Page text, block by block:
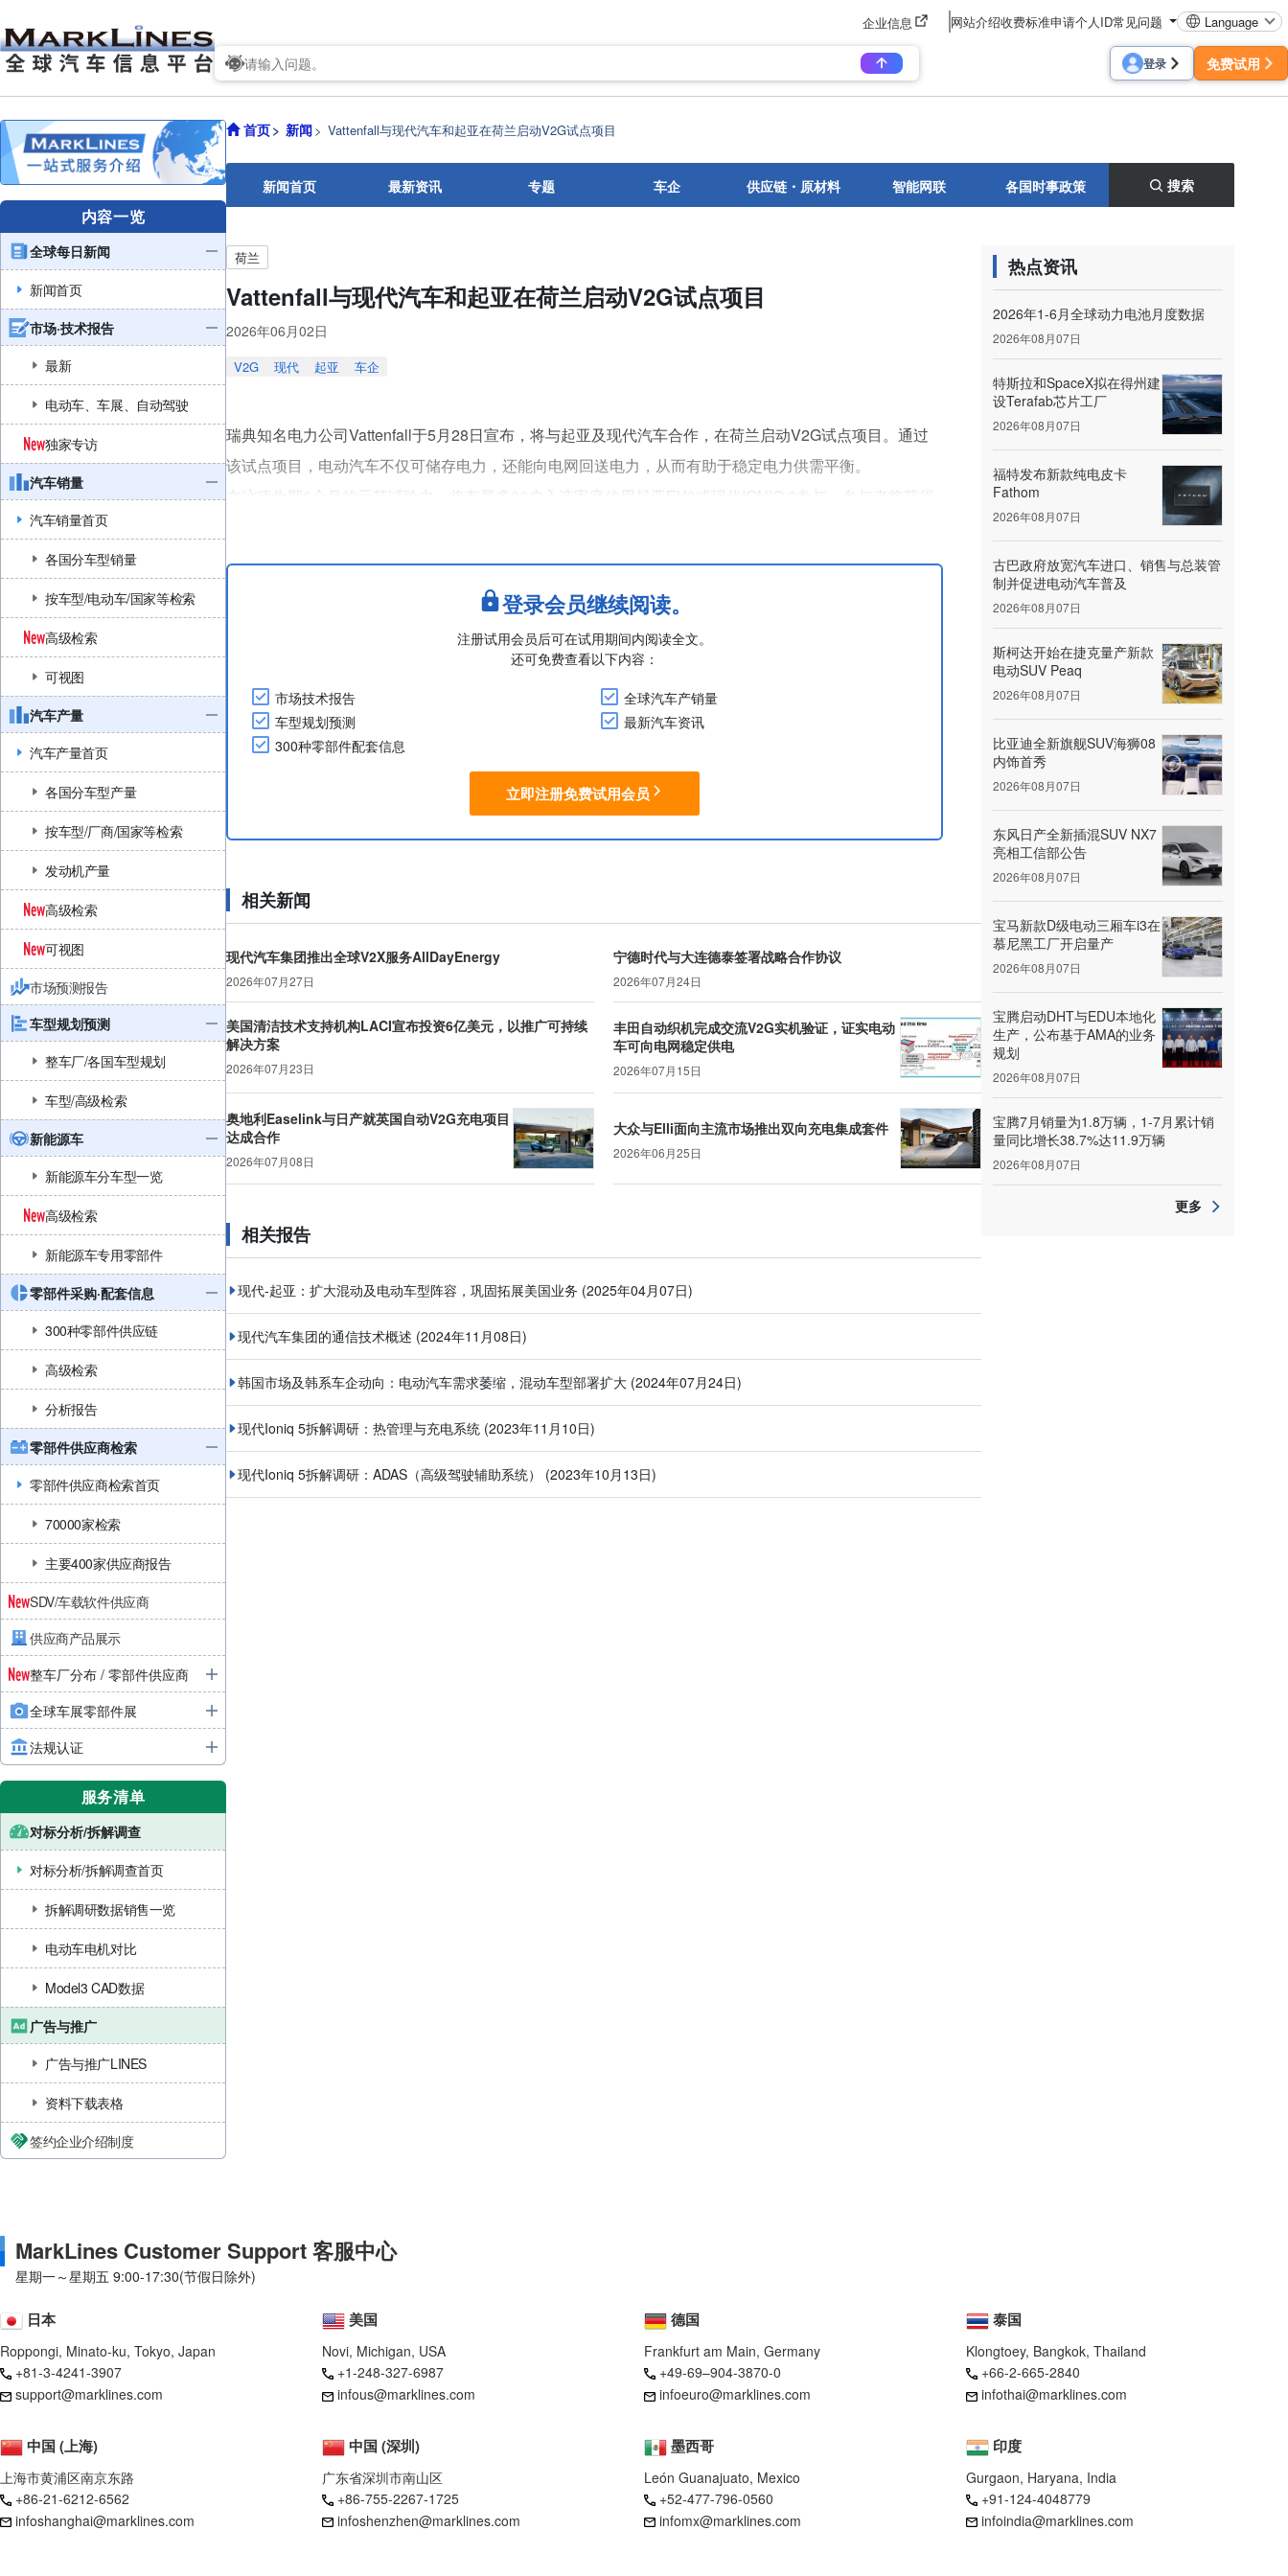
企业信息 网站介绍收费标准申请个人ID常见问题 Language
登录 免费试用
内容一览
全球每日新闻
新闻首页
市场·技术报告
最新
电动车、车展、自动驾驶
独家专访
汽车销量
汽车销量首页
各国分车型销量
按车型/电动车/国家等检索
高级检索
可视图
汽车产量
汽车产量首页
各国分车型产量
按车型/厂商/国家等检索
发动机产量
高级检索
可视图
市场预测报告
车型规划预测
整车厂/各国车型规划
车型/高级检索
新能源车
新能源车分车型一览
高级检索
新能源车专用零部件
零部件采购·配套信息
300种零部件供应链
高级检索
分析报告
零部件供应商检索
零部件供应商检索首页
70000家检索
主要400家供应商报告
SDV/车载软件供应商
供应商产品展示
整车厂分布 / 零部件供应商
全球车展零部件展
法规认证
服务清单
对标分析/拆解调查
对标分析/拆解调查首页
拆解调研数据销售一览
电动车电机对比
Model3 CAD数据
广告与推广
广告与推广LINES
资料下载表格
签约企业介绍制度
首页 新闻 Vattenfall与现代汽车和起亚在荷兰启动V2G试点项目
新闻首页 最新资讯 专题 车企 供应链・原材料 智能网联 各国时事政策 搜索
荷兰
Vattenfall与现代汽车和起亚在荷兰启动V2G试点项目
2026年06月02日
V2G 现代 起亚 车企
瑞典知名电力公司Vattenfall于5月28日宣布，将与起亚及现代汽车合作，在荷兰启动V2G试点项目。通过
该试点项目，电动汽车不仅可储存电力，还能向电网回送电力，从而有助于稳定电力供需平衡。
在这项为期6个月的示范试验中，将有最多80户入选家庭使用起亚EV9或现代IONIQ 9参与。参与者将获得
登录会员继续阅读。
注册试用会员后可在试用期间内阅读全文。
还可免费查看以下内容：
市场技术报告
全球汽车产销量
车型规划预测
最新汽车资讯
300种零部件配套信息
立即注册免费试用会员
相关新闻
现代汽车集团推出全球V2X服务AllDayEnergy
2026年07月27日
宁德时代与大连德泰签署战略合作协议
2026年07月24日
美国清洁技术支持机构LACI宣布投资6亿美元，以推广可持续
解决方案
2026年07月23日
丰田自动织机完成交流V2G实机验证，证实电动
车可向电网稳定供电
2026年07月15日
奥地利Easelink与日产就英国自动V2G充电项目
达成合作
2026年07月08日
大众与Elli面向主流市场推出双向充电集成套件
2026年06月25日
相关报告
现代-起亚：扩大混动及电动车型阵容，巩固拓展美国业务 (2025年04月07日)
现代汽车集团的通信技术概述 (2024年11月08日)
韩国市场及韩系车企动向：电动汽车需求萎缩，混动车型部署扩大 (2024年07月24日)
现代Ioniq 5拆解调研：热管理与充电系统 (2023年11月10日)
现代Ioniq 5拆解调研：ADAS（高级驾驶辅助系统） (2023年10月13日)
热点资讯
2026年1-6月全球动力电池月度数据
2026年08月07日
特斯拉和SpaceX拟在得州建
设Terafab芯片工厂
2026年08月07日
福特发布新款纯电皮卡
Fathom
2026年08月07日
古巴政府放宽汽车进口、销售与总装管
制并促进电动汽车普及
2026年08月07日
斯柯达开始在捷克量产新款
电动SUV Peaq
2026年08月07日
比亚迪全新旗舰SUV海狮08
内饰首秀
2026年08月07日
东风日产全新插混SUV NX7
亮相工信部公告
2026年08月07日
宝马新款D级电动三厢车i3在
慕尼黑工厂开启量产
2026年08月07日
宝腾启动DHT与EDU本地化
生产，公布基于AMA的业务
规划
2026年08月07日
宝腾7月销量为1.8万辆，1-7月累计销
量同比增长38.7%达11.9万辆
2026年08月07日
更多
MarkLines Customer Support 客服中心
星期一～星期五 9:00-17:30(节假日除外)
日本
Roppongi, Minato-ku, Tokyo, Japan
+81-3-4241-3907
support@marklines.com
美国
Novi, Michigan, USA
+1-248-327-6987
infous@marklines.com
墨西哥
León Guanajuato, Mexico
+52-477-796-0560
infomx@marklines.com
德国
Frankfurt am Main, Germany
+49-69–904-3870-0
infoeuro@marklines.com
中国 (上海)
上海市黄浦区南京东路
+86-21-6212-6562
infoshanghai@marklines.com
中国 (深圳)
广东省深圳市南山区
+86-755-2267-1725
infoshenzhen@marklines.com
泰国
Klongtoey, Bangkok, Thailand
+66-2-665-2840
infothai@marklines.com
印度
Gurgaon, Haryana, India
+91-124-4048779
infoindia@marklines.com